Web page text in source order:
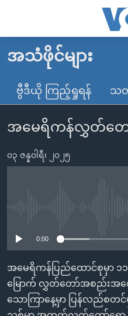
လွယ်ကူ
သည့်
များ
ပင်မ
ပင်မ
အ
ညွန်း
စာမျက်နှာ
သို့
မူလစာမျက်နှာ
မြန်မာ
ကမ္ဘာ့သတင်းများ
နိုင်ငံတကာ
တရုတ်
ဗွီဒီယို
ရပ်ဝန်းတခု လမ်းတခု အလွန်
ရုပ်ရှင်ထဲက အင်္ဂလိပ်စာ
သုတပဒေသာ အင်္ဂလိပ်စာ
တီဗွီ
ရေဒီယို/တီဗွီအစီအစဉ်
Learning English
ဗွီအိုအေ လူမှုကွန်ယက်များ
အသံဖိုင်များ
ဗွီဒီယို ကြည့်ရှုရန် သတ
အမေရိကန်လွှတ်တေ
၀၃ ဇန္နဝါရီ၊ ၂၀၂၅
0:00
အမေရိကန်ပြည်ထောင်စုမှာ ၁
မြောက် လွှတ်တော်အစည်းအဝ
သောကြာနေ့မှာ ပြန်လည်စတ